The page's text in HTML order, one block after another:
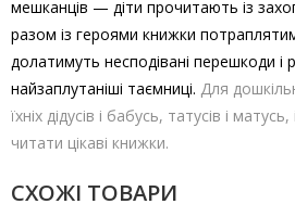
мешканців — діти прочитають із
разом із героями книжки
долатимуть несподівані перешкоди і
найзаплутаніші таємниці. Для
їхніх дідусів і бабусь, татусів і
читати цікаві книжки.
СХОЖІ ТОВАРИ